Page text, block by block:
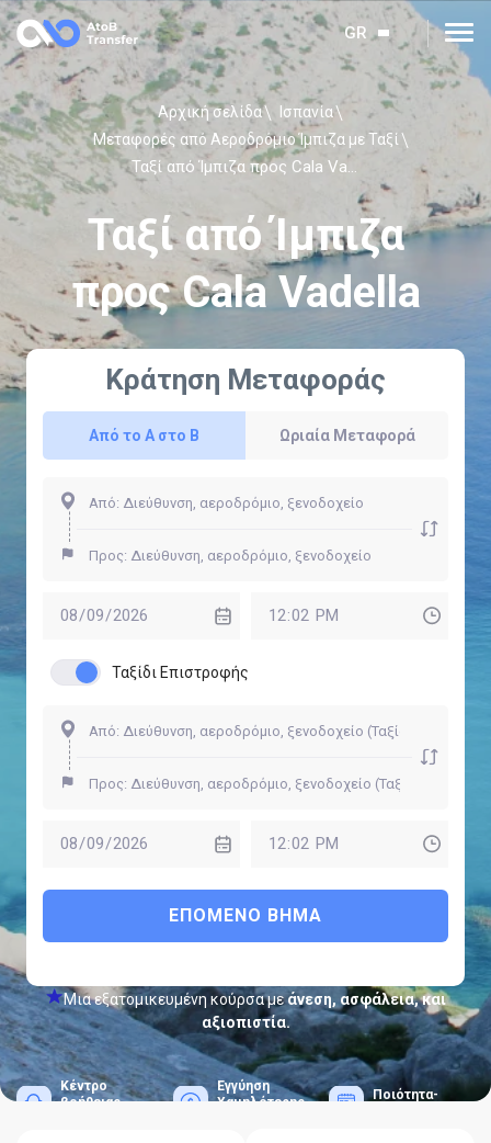
GR
Αρχική σελίδα
Ισπανία
Μεταφορές από Αεροδρόμιο Ίμπιζα με Ταξί
Ταξί από Ίμπιζα προς Cala Vadella
Ταξί από Ίμπιζα
προς Cala Vadella
Κράτηση Μεταφοράς
Από το Α στο Β Ωριαία Μεταφορά
Ταξίδι Επιστροφής
ΕΠΌΜΕΝΟ ΒΉΜΑ
Μια εξατομικευμένη κούρσα μεάνεση, ασφάλεια, και
αξιοπιστία.
Κέντρο
βοήθειας
Εγγύηση
Χαμηλότερης
Ποιότητα-